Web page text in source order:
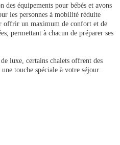
des équipements pour bébés et avons
les personnes à mobilité réduite
offrir un maximum de confort et de
permettant à chacun de préparer ses
luxe, certains chalets offrent des
touche spéciale à votre séjour.